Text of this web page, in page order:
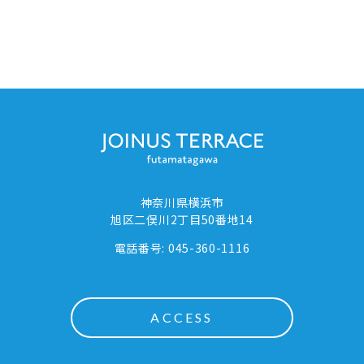
神奈川県横浜市
旭区二俣川2丁目50番地14
電話番号: 045-360-1116
ACCESS